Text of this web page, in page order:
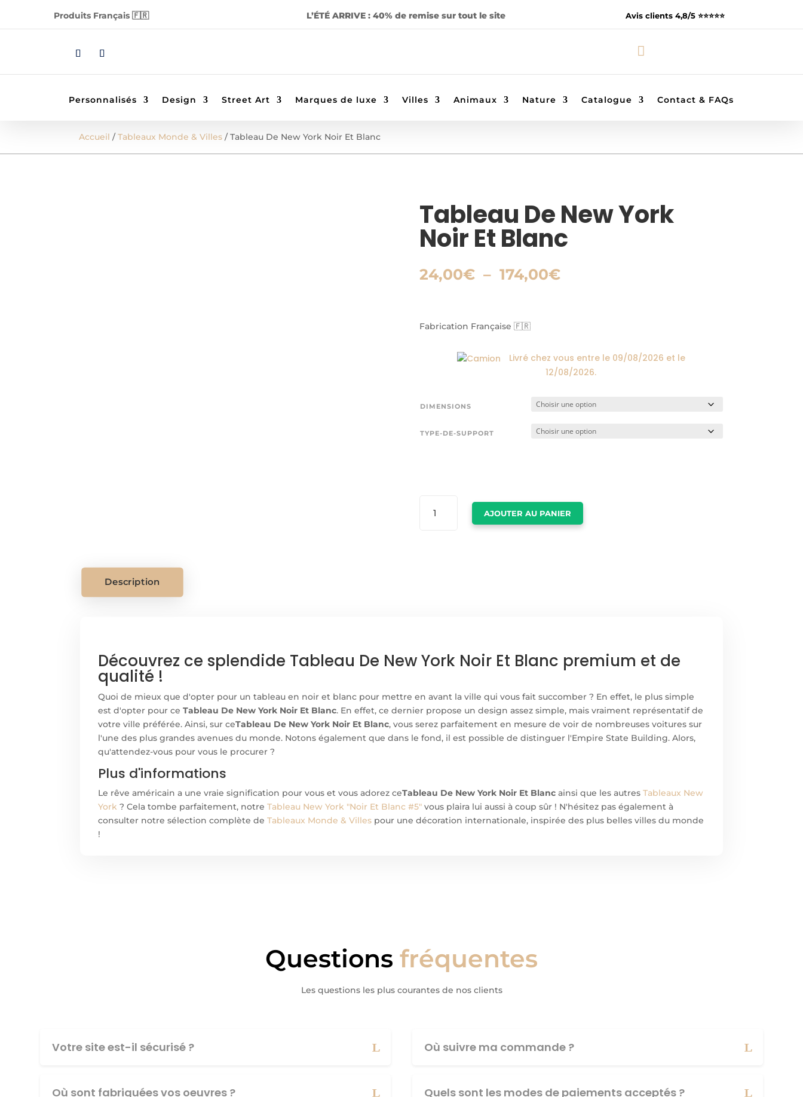
Produits Français 🇫🇷 L’ÉTÉ ARRIVE : 40% de remise sur tout le site Avis clients 4,8/5 ⭐️⭐️⭐️⭐️⭐️

Personnalisés Design Street Art Marques de luxe Villes Animaux Nature Catalogue Contact & FAQs
Accueil /Tableaux Monde & Villes / Tableau De New York Noir Et Blanc
Tableau De New York
Noir Et Blanc
24,00€ – 174,00€Plage
Fabrication Française 🇫🇷
Livré chez vous entre le 09/08/2026 et le
12/08/2026.
DIMENSIONS
TYPE-DE-SUPPORT
AJOUTER AU PANIER
Description
Découvrez ce splendide Tableau De New York Noir Et Blanc premium et de
qualité !
Quoi de mieux que d'opter pour un tableau en noir et blanc pour mettre en avant la ville qui vous fait succomber ? En effet, le plus simple
est d'opter pour ceTableau De New York Noir Et Blanc. En effet, ce dernier propose un design assez simple, mais vraiment représentatif de
votre ville préférée. Ainsi, sur ceTableau De New York Noir Et Blanc, vous serez parfaitement en mesure de voir de nombreuses voitures sur
l'une des plus grandes avenues du monde. Notons également que dans le fond, il est possible de distinguer l'Empire State Building. Alors,
qu'attendez-vous pour vous le procurer ?
Plus d'informations
Le rêve américain a une vraie signification pour vous et vous adorez ceTableau De New York Noir Et Blanc ainsi que les autresTableaux New
York ? Cela tombe parfaitement, notreTableau New York "Noir Et Blanc #5" vous plaira lui aussi à coup sûr ! N'hésitez pas également à
consulter notre sélection complète deTableaux Monde & Villes pour une décoration internationale, inspirée des plus belles villes du monde
!
Questions fréquentes
Les questions les plus courantes de nos clients
Votre site est-il sécurisé ?
Où sont fabriquées vos oeuvres ?
Où suivre ma commande ?
Quels sont les modes de paiements acceptés ?